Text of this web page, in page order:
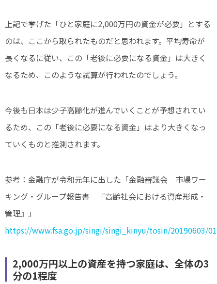
上記で挙げた「ひと家庭に2,000万円の資金が必要」とする
のは、ここから取られたものだと思われます。平均寿命が
長くなるに従い、この「老後に必要になる資金」は大きく
なるため、このような試算が行われたのでしょう。
今後も日本は少子高齢化が進んでいくことが予想されてい
るため、この「老後に必要になる資金」はより大きくなっ
ていくものと推測されます。
参考：金融庁が令和元年に出した「金融審議会 市場ワー
キング・グループ報告書 『高齢社会における資産形成・
管理』」
https://www.fsa.go.jp/singi/singi_kinyu/tosin/20190603/
2,000万円以上の資産を持つ家庭は、全体の3
分の1程度